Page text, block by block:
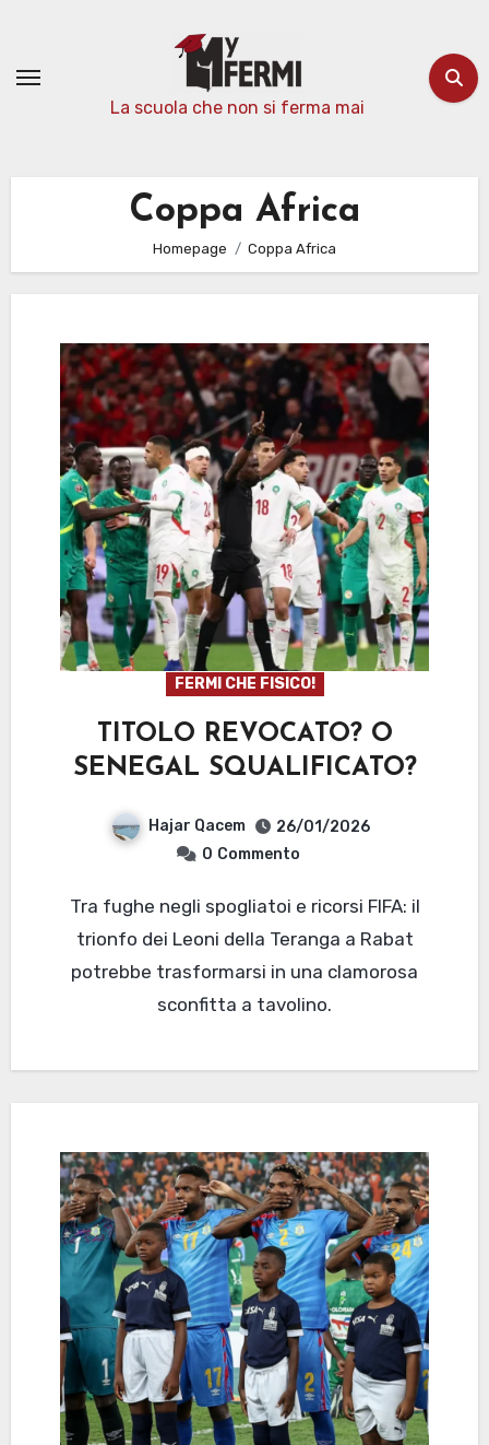
contenuto
La scuola che non si ferma mai
Coppa Africa
Homepage Coppa Africa
FERMI CHE FISICO!
TITOLO REVOCATO? O
SENEGAL SQUALIFICATO?
Hajar Qacem
26/01/2026
0 Commento
Tra fughe negli spogliatoi e ricorsi FIFA: il
trionfo dei Leoni della Teranga a Rabat
potrebbe trasformarsi in una clamorosa
sconfitta a tavolino.